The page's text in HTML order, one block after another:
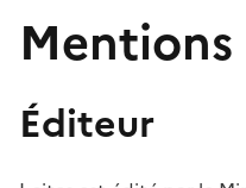
Mentions
Éditeur